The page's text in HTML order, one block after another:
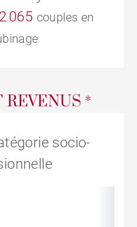
2 065 couples en
*
socio-